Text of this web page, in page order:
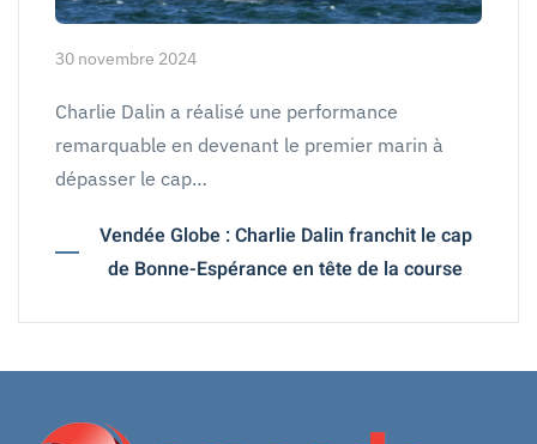
30 novembre 2024
Charlie Dalin a réalisé une performance
remarquable en devenant le premier marin à
dépasser le cap…
Vendée Globe : Charlie Dalin franchit le cap
de Bonne-Espérance en tête de la course